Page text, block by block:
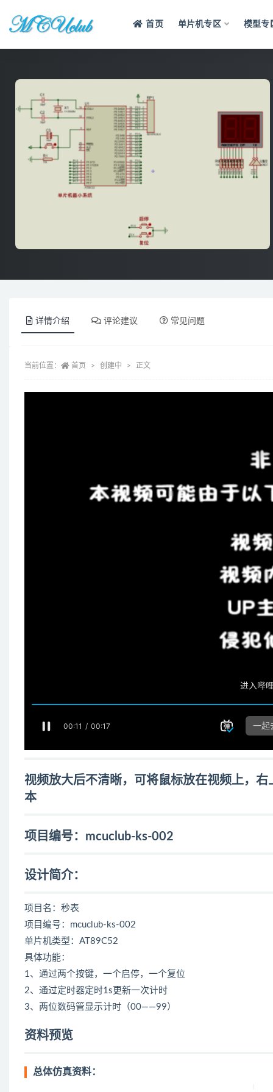
首页 单片机专区 模型专
详情介绍 评论建议 常见问题
当前位置： 首页 创建中 正文
视频放大后不清晰，可将鼠标放在视频上，
本
项目编号：mcuclub-ks-002
设计简介：
项目名：秒表
项目编号：mcuclub-ks-002
单片机类型：AT89C52
具体功能：
1、通过两个按键，一个启停，一个复位
2、通过定时器定时1s更新一次计时
3、两位数码管显示计时（00——99）
资料预览
总体仿真资料：